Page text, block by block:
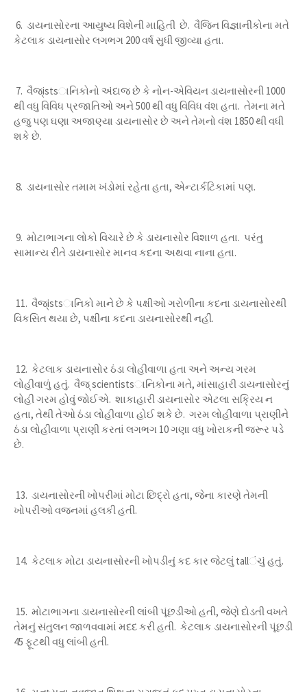
6. ડાયનાસોરના આયુષ્ય વિશેની માહિતી છે. વૈજ્નિ વિજ્ઞાનીકોના મતે
કેટલાક ડાયનાસોર લગભગ 200 વર્ષ સુધી જીવ્યા હતા.
7. વૈજ્istsાનિકોનો અંદાજ છે કે નોન-એવિયન ડાયનાસોરની 1000
થી વધુ વિવિધ પ્રજાતિઓ અને 500 થી વધુ વિવિધ વંશ હતા. તેમના મતે
હજુ પણ ઘણા અજાણ્યા ડાયનાસોર છે અને તેમનો વંશ 1850 થી વધી
શકે છે.
8. ડાયનાસોર તમામ ખંડોમાં રહેતા હતા, એન્ટાર્કટિકામાં પણ.
9. મોટાભાગના લોકો વિચારે છે કે ડાયનાસોર વિશાળ હતા. પરંતુ
સામાન્ય રીતે ડાયનાસોર માનવ કદના અથવા નાના હતા.
11. વૈજ્istsાનિકો માને છે કે પક્ષીઓ ગરોળીના કદના ડાયનાસોરથી
વિકસિત થયા છે, પક્ષીના કદના ડાયનાસોરથી નહીં.
12. કેટલાક ડાયનાસોર ઠંડા લોહીવાળા હતા અને અન્ય ગરમ
લોહીવાળું હતું. વૈજ્ scientistsાનિકોના મતે, માંસાહારી ડાયનાસોરનું
લોહી ગરમ હોવું જોઈએ. શાકાહારી ડાયનાસોર એટલા સક્રિય ન
હતા, તેથી તેઓ ઠંડા લોહીવાળા હોઈ શકે છે. ગરમ લોહીવાળા પ્રાણીને
ઠંડા લોહીવાળા પ્રાણી કરતાં લગભગ 10 ગણા વધુ ખોરાકની જરૂર પડે
છે.
13. ડાયનાસોરની ખોપરીમાં મોટા છિદ્રો હતા, જેના કારણે તેમની
ખોપરીઓ વજનમાં હલકી હતી.
14. કેટલાક મોટા ડાયનાસોરની ખોપડીનું કદ કાર જેટલું tallંચું હતું.
15. મોટાભાગના ડાયનાસોરની લાંબી પૂંછડીઓ હતી, જેણે દોડતી વખતે
તેમનું સંતુલન જાળવવામાં મદદ કરી હતી. કેટલાક ડાયનાસોરની પૂંછડી
45 ફૂટથી વધુ લાંબી હતી.